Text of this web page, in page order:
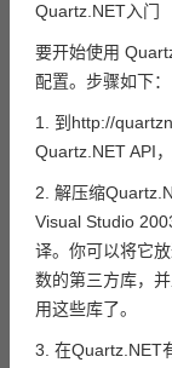
Quartz.NET入门
要开始使用
配置。步骤如下：
1. 到http://
Quartz.NET API
2. 解压缩
Visual Studio
译。你可以将它
数的第三方库，
用这些库了。
3. 在Quartz.NET